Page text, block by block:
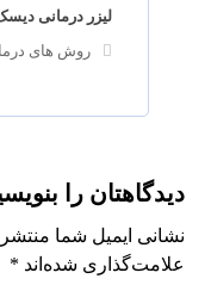
لیزر درمانی
روش های
دیدگاهتان را
نشانی ایمیل شما
علامت‌گذاری شده‌اند *